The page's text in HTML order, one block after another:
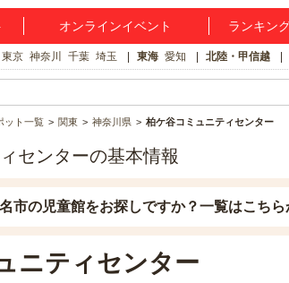
オンラインイベント ランキン
東京 神奈川 千葉 埼玉 東海 愛知 北陸・甲信越
ット一覧 関東 神奈川県 柏ケ谷コミュニティセンター
センターの基本情報
市の児童館をお探しですか？一覧はこちら
ニティセンター